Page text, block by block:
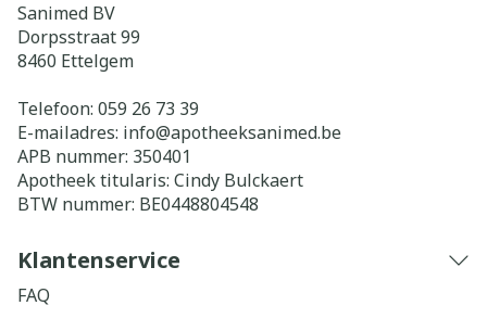
Sanimed BV
Dorpsstraat 99
8460 Ettelgem
Telefoon: 059 26 73 39
E-mailadres: info@apotheeksanimed.be
APB nummer: 350401
Apotheek titularis: Cindy Bulckaert
BTW nummer: BE0448804548
Klantenservice
FAQ